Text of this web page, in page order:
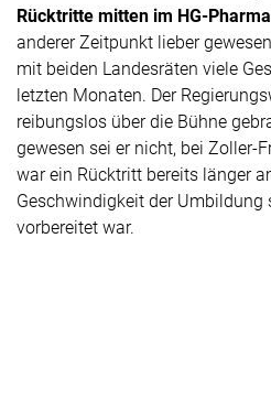
Rücktritte mitten im HG-
anderer Zeitpunkt lieber
mit beiden Landesräten viele
letzten Monaten. Der
reibungslos über die Bühne
gewesen sei er nicht, bei Zoller-
war ein Rücktritt bereits länger
Geschwindigkeit der Umbildung
vorbereitet war.